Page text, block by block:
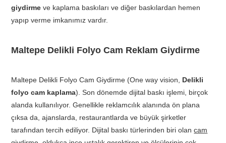
giydirme ve kaplama baskıları ve diğer baskılardan hemen
yapıp verme imkanımız vardır.
Maltepe Delikli Folyo Cam Reklam Giydirme
Maltepe Delikli Folyo Cam Giydirme (One way vision, Delikli
folyo cam kaplama). Son dönemde dijital baskı işlemi, birçok
alanda kullanılıyor. Genellikle reklamcılık alanında ön plana
çıksa da, ajanslarda, restaurantlarda ve büyük şirketler
tarafından tercih ediliyor. Dijital baskı türlerinden biri olancam